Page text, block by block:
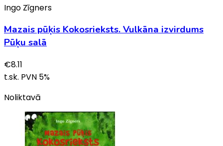
Ingo Zīgners
Mazais pūķis Kokosrieksts. Vulkāna izvirdums
Pūķu salā
€8.11
t.sk. PVN 5%
Noliktavā